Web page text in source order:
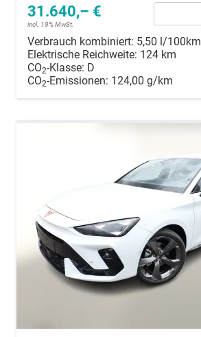
31.640,– €
incl. 19% MwSt.
Verbrauch kombiniert: 5,50 l/100km
Elektrische Reichweite: 124 km
CO2-Klasse: D
CO2-Emissionen: 124,00 g/km